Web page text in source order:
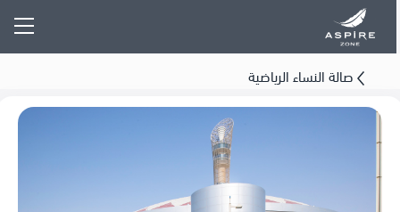
صالة النساء الرياضية